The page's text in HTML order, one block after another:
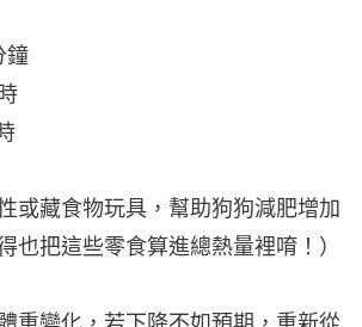
鐘
或藏食物玩具，幫助狗狗減肥增加
也把這些零食算進總熱量裡唷！）